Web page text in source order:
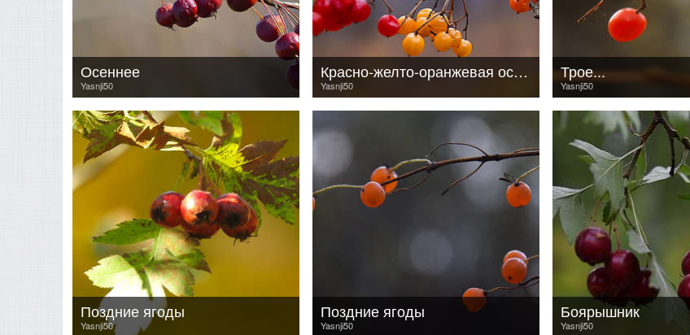
Yasnji50
Осеннее
Yasnji50
Красно-желто-оранжевая осень
Yasnji50
Трое...
Yasnji50
Поздние ягоды
Yasnji50
Поздние ягоды
Yasnji50
Боярышник